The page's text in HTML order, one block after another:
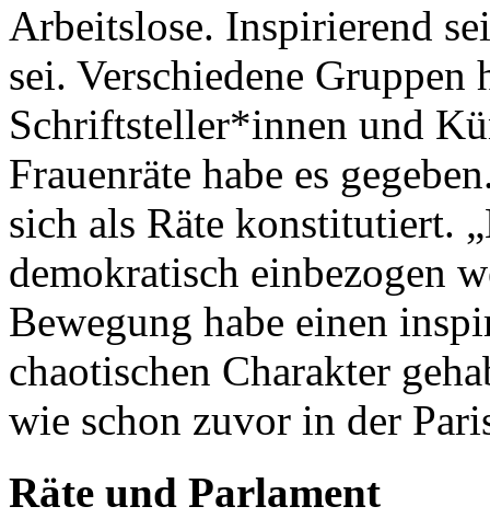
Arbeitslose. Inspirierend
sei. Verschiedene Gruppen
Schriftsteller*innen und
Frauenräte habe es
sich als Räte konstitutiert.
demokratisch einbezogen
Bewegung habe einen
chaotischen Charakter
wie schon zuvor in der
Räte und Parlament